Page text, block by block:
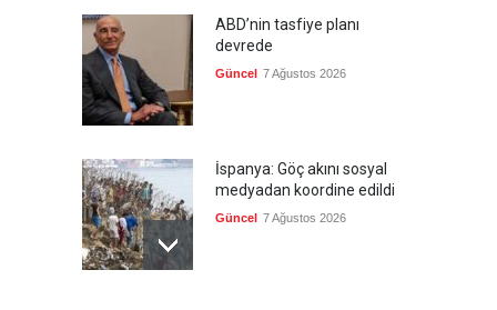
ABD’nin tasfiye planı
devrede
Güncel 7 Ağustos 2026
İspanya: Göç akını sosyal
medyadan koordine edildi
Güncel 7 Ağustos 2026